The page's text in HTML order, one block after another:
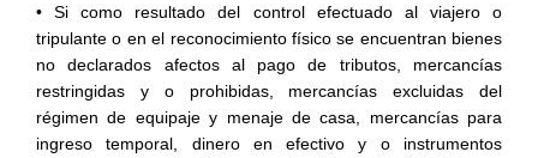
• Si como resultado del control efectuado al viajero o
tripulante o en el reconocimiento físico se encuentran bienes
no declarados afectos al pago de tributos, mercancías
restringidas y o prohibidas, mercancías excluidas del
régimen de equipaje y menaje de casa, mercancías para
ingreso temporal, dinero en efectivo y o instrumentos